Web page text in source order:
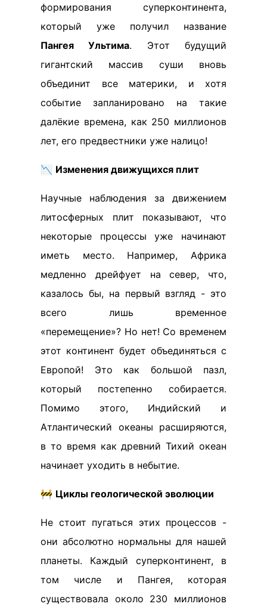
формирования суперконтинента,
который уже получил название
Пангея Ультима. Этот будущий
гигантский массив суши вновь
объединит все материки, и хотя
событие запланировано на такие
далёкие времена, как 250 миллионов
лет, его предвестники уже налицо!
📉 Изменения движущихся плит
Научные наблюдения за движением
литосферных плит показывают, что
некоторые процессы уже начинают
иметь место. Например, Африка
медленно дрейфует на север, что,
казалось бы, на первый взгляд - это
всего лишь временное
«перемещение»? Но нет! Со временем
этот континент будет объединяться с
Европой! Это как большой пазл,
который постепенно собирается.
Помимо этого, Индийский и
Атлантический океаны расширяются,
в то время как древний Тихий океан
начинает уходить в небытие.
🚧 Циклы геологической эволюции
Не стоит пугаться этих процессов -
они абсолютно нормальны для нашей
планеты. Каждый суперконтинент, в
том числе и Пангея, которая
существовала около 230 миллионов